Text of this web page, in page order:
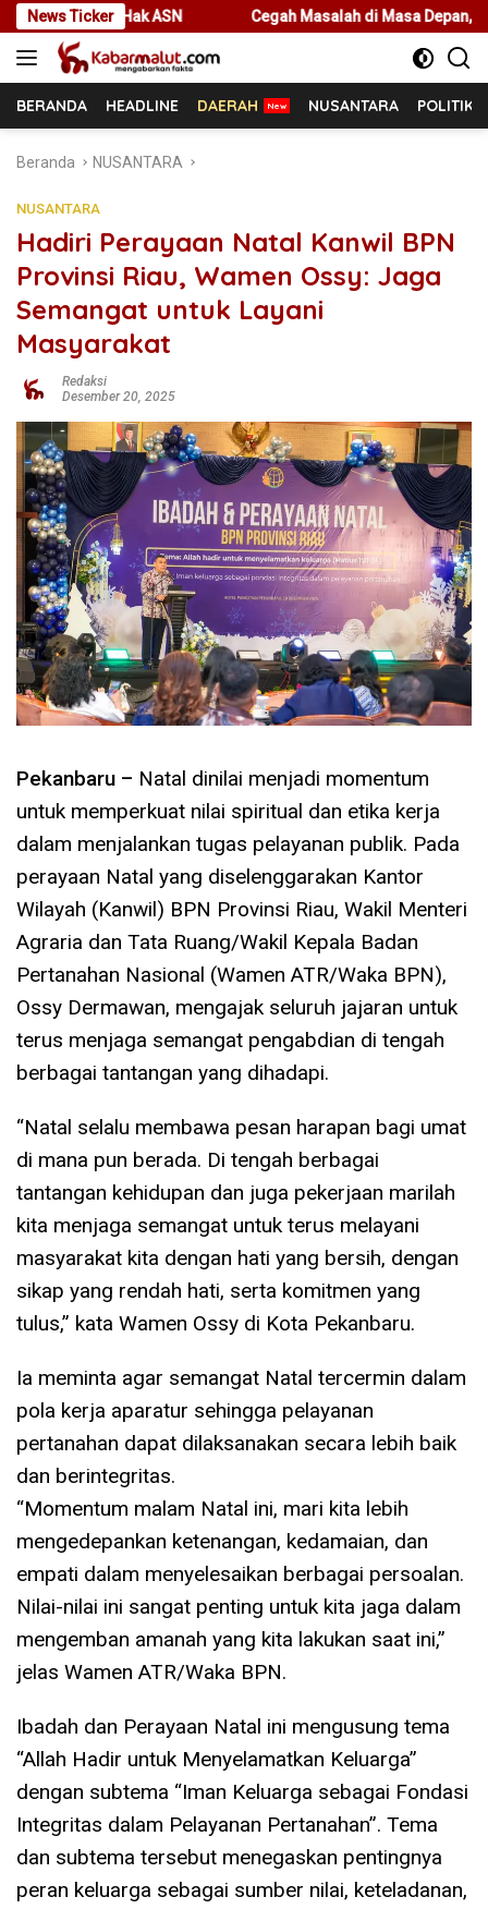
Langsung
ke
konten
News TickerCegah Masalah di Masa Depan, Menteri Nusron Ajak
BERANDA HEADLINE DAERAH NUSANTARA POLITIK
Beranda NUSANTARA
NUSANTARA
Hadiri Perayaan Natal Kanwil BPN
Provinsi Riau, Wamen Ossy: Jaga
Semangat untuk Layani
Masyarakat
Redaksi
Desember 20, 2025
Pekanbaru – Natal dinilai menjadi momentum
untuk memperkuat nilai spiritual dan etika kerja
dalam menjalankan tugas pelayanan publik. Pada
perayaan Natal yang diselenggarakan Kantor
Wilayah (Kanwil) BPN Provinsi Riau, Wakil Menteri
Agraria dan Tata Ruang/Wakil Kepala Badan
Pertanahan Nasional (Wamen ATR/Waka BPN),
Ossy Dermawan, mengajak seluruh jajaran untuk
terus menjaga semangat pengabdian di tengah
berbagai tantangan yang dihadapi.
“Natal selalu membawa pesan harapan bagi umat
di mana pun berada. Di tengah berbagai
tantangan kehidupan dan juga pekerjaan marilah
kita menjaga semangat untuk terus melayani
masyarakat kita dengan hati yang bersih, dengan
sikap yang rendah hati, serta komitmen yang
tulus,” kata Wamen Ossy di Kota Pekanbaru.
Ia meminta agar semangat Natal tercermin dalam
pola kerja aparatur sehingga pelayanan
pertanahan dapat dilaksanakan secara lebih baik
dan berintegritas.
“Momentum malam Natal ini, mari kita lebih
mengedepankan ketenangan, kedamaian, dan
empati dalam menyelesaikan berbagai persoalan.
Nilai-nilai ini sangat penting untuk kita jaga dalam
mengemban amanah yang kita lakukan saat ini,”
jelas Wamen ATR/Waka BPN.
Ibadah dan Perayaan Natal ini mengusung tema
“Allah Hadir untuk Menyelamatkan Keluarga”
dengan subtema “Iman Keluarga sebagai Fondasi
Integritas dalam Pelayanan Pertanahan”. Tema
dan subtema tersebut menegaskan pentingnya
peran keluarga sebagai sumber nilai, keteladanan,